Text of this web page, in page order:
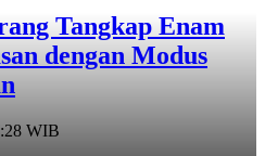
Tangkap Enam
dengan Modus
WIB